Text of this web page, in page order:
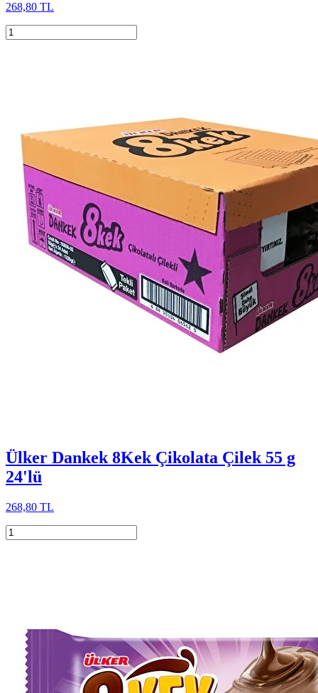
268,80 TL
Ülker Dankek 8Kek Çikolata Çilek 55 g
24'lü
268,80 TL